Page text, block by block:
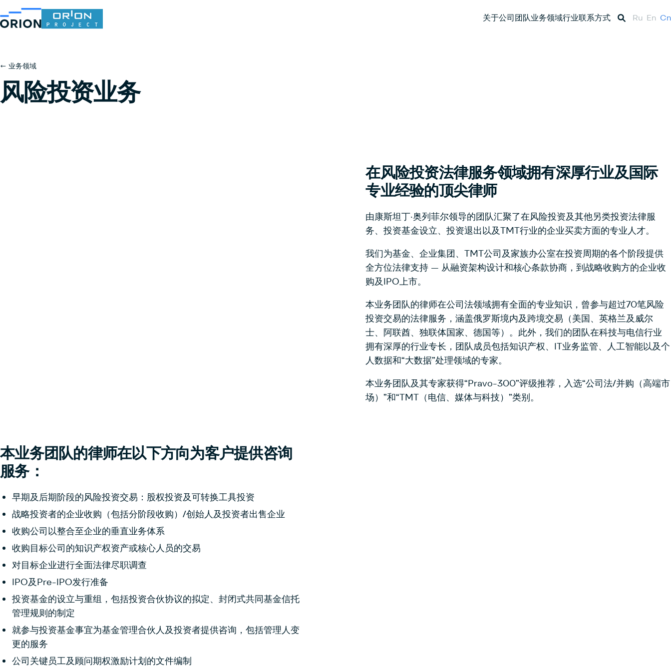
关于公司团队业务领域行业联系方式 Ru En Cn
← 业务领域
风险投资业务
在风险投资法律服务领域拥有深厚行业及国际
专业经验的顶尖律师
由康斯坦丁·奥列菲尔领导的团队汇聚了在风险投资及其他另类投资法律服
务、投资基金设立、投资退出以及TMT行业的企业买卖方面的专业人才。
我们为基金、企业集团、TMT公司及家族办公室在投资周期的各个阶段提供
全方位法律支持 — 从融资架构设计和核心条款协商，到战略收购方的企业收
购及IPO上市。
本业务团队的律师在公司法领域拥有全面的专业知识，曾参与超过70笔风险
投资交易的法律服务，涵盖俄罗斯境内及跨境交易（美国、英格兰及威尔
士、阿联酋、独联体国家、德国等）。此外，我们的团队在科技与电信行业
拥有深厚的行业专长，团队成员包括知识产权、IT业务监管、人工智能以及个
人数据和“大数据”处理领域的专家。
本业务团队及其专家获得“Pravo-300”评级推荐，入选“公司法/并购（高端市
场）”和“TMT（电信、媒体与科技）”类别。
本业务团队的律师在以下方向为客户提供咨询
服务：
早期及后期阶段的风险投资交易：股权投资及可转换工具投资
战略投资者的企业收购（包括分阶段收购）/创始人及投资者出售企业
收购公司以整合至企业的垂直业务体系
收购目标公司的知识产权资产或核心人员的交易
对目标企业进行全面法律尽职调查
IPO及Pre-IPO发行准备
投资基金的设立与重组，包括投资合伙协议的拟定、封闭式共同基金信托
管理规则的制定
就参与投资基金事宜为基金管理合伙人及投资者提供咨询，包括管理人变
更的服务
公司关键员工及顾问期权激励计划的文件编制